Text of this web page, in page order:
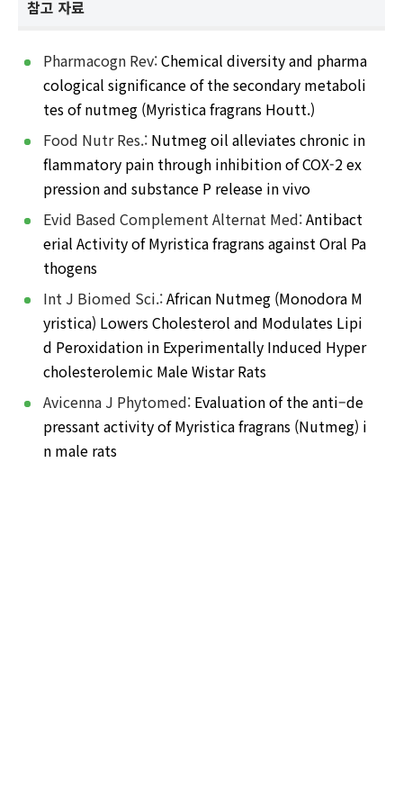
참고 자료
Pharmacogn Rev:Chemical diversity and pharma
cological significance of the secondary metaboli
tes of nutmeg (Myristica fragrans Houtt.)
Food Nutr Res.: Nutmeg oil alleviates chronic in
flammatory pain through inhibition of COX-2 ex
pression and substance P release in vivo
Evid Based Complement Alternat Med:Antibact
erial Activity of Myristica fragrans against Oral Pa
thogens
Int J Biomed Sci.:African Nutmeg (Monodora M
yristica) Lowers Cholesterol and Modulates Lipi
d Peroxidation in Experimentally Induced Hyper
cholesterolemic Male Wistar Rats
Avicenna J Phytomed: Evaluation of the anti–de
pressant activity of Myristica fragrans (Nutmeg) i
n male rats